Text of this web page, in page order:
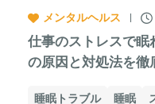
メンタルヘルス
仕事のストレスで眠
の原因と対処法を徹
睡眠トラブル 睡眠